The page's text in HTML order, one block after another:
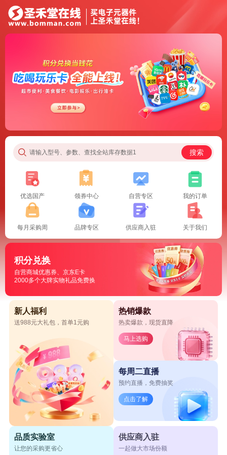
请输入型号、参数、查找全站库存数据1 搜索
优选国产 领券中心 自营专区 我的订单
每月采购周 品牌专区 供应商入驻 关于我们
积分兑换
自营商城优惠券、京东E卡
2000多个大牌实物礼品免费换
新人福利
送988元大礼包，首单1元购
热销爆款
热卖爆款，现货直降
马上选购
每周二直播
预约直播，免费抽奖
点击了解
品质实验室
让您的采购更省心
供应商入驻
一起做大市场份额